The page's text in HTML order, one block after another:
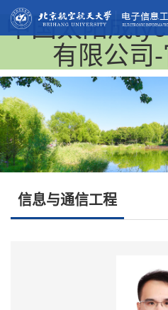
中国太阳成
有限公司
信息与通信工程